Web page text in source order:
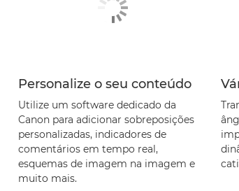
Personalize o seu conteúdo
Utilize um software dedicado da
Canon para adicionar sobreposições
personalizadas, indicadores de
comentários em tempo real,
esquemas de imagem na imagem e
muito mais.